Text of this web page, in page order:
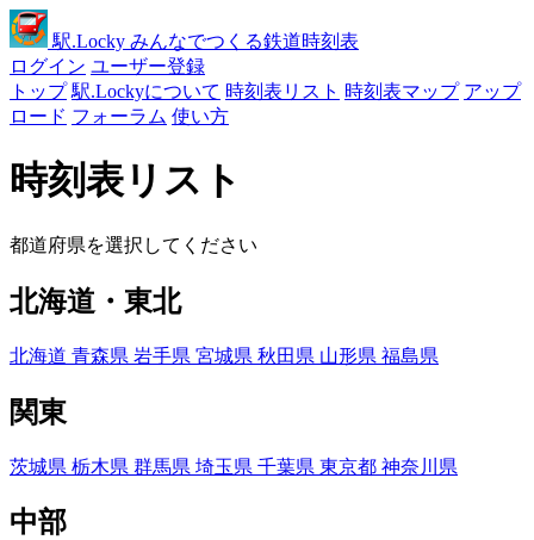
駅.Locky みんなでつくる鉄道時刻表
ログイン ユーザー登録
トップ 駅.Lockyについて 時刻表リスト 時刻表マップ アップ
ロード フォーラム 使い方
時刻表リスト
都道府県を選択してください
北海道・東北
北海道 青森県 岩手県 宮城県 秋田県 山形県 福島県
関東
茨城県 栃木県 群馬県 埼玉県 千葉県 東京都 神奈川県
中部